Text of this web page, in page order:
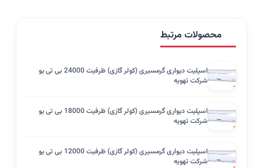
محصولات مرتبط
اسپلیت دیواری گرمسیری (کولر گازی) ظرفیت 24000 بی تی یو
شرکت تهویه
اسپلیت دیواری گرمسیری (کولر گازی) ظرفیت 18000 بی تی یو
شرکت تهویه
اسپلیت دیواری گرمسیری (کولر گازی) ظرفیت 12000 بی تی یو
شرکت تهویه